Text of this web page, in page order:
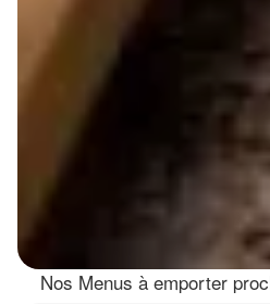
Nos Menus à emporter